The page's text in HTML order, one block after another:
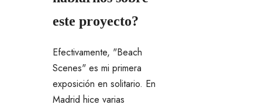
este proyecto?
Efectivamente, "Beach
Scenes" es mi primera
exposición en solitario. En
Madrid hice varias